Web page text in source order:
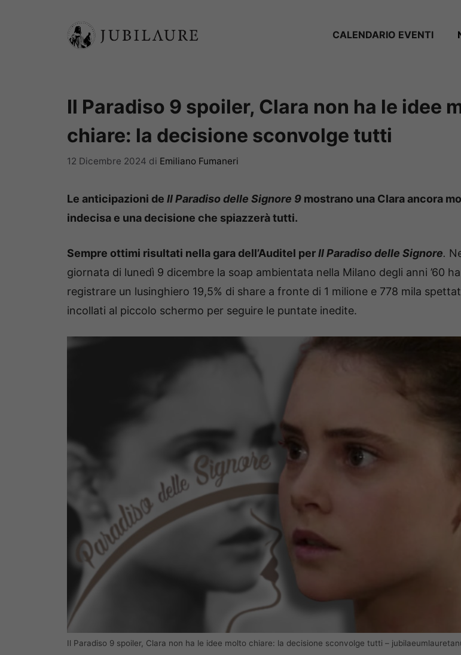
CALENDARIO EVENTI
Il Paradiso 9 spoiler, Clara non ha le idee
chiare: la decisione sconvolge tutti
12 Dicembre 2024 di Emiliano Fumaneri
Le anticipazioni de Il Paradiso delle Signore 9 mostrano una Clara ancora
indecisa e una decisione che spiazzerà tutti.
Sempre ottimi risultati nella gara dell’Auditel perIl Paradiso delle Signore.
giornata di lunedì 9 dicembre la soap ambientata nella Milano degli anni ’60
registrare un lusinghiero 19,5% di share a fronte di 1 milione e 778 mila
incollati al piccolo schermo per seguire le puntate inedite.
Il Paradiso 9 spoiler, Clara non ha le idee molto chiare: la decisione sconvolge tutti –